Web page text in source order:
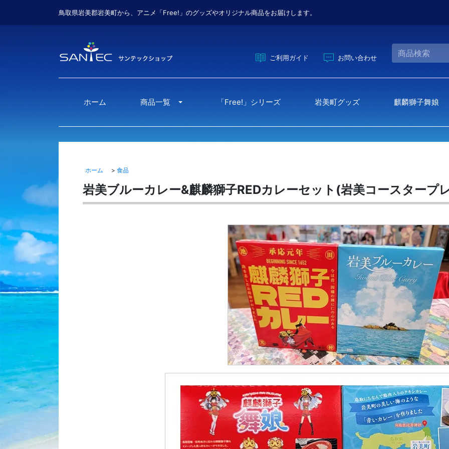
鳥取県岩美郡岩美町から、アニメ「Free!」のグッズやオリジナル商品をお届けします。
ご利用ガイド お問い合わせ
ホーム 商品一覧 Toggle Dropdown「Free!」シリーズ 岩美町グッズ 麒麟獅子舞娘
ホーム > 食品
岩美ブルーカレー&麒麟獅子REDカレーセット(岩美コースタープ